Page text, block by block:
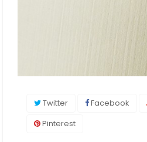
Twitter Facebook
Pinterest